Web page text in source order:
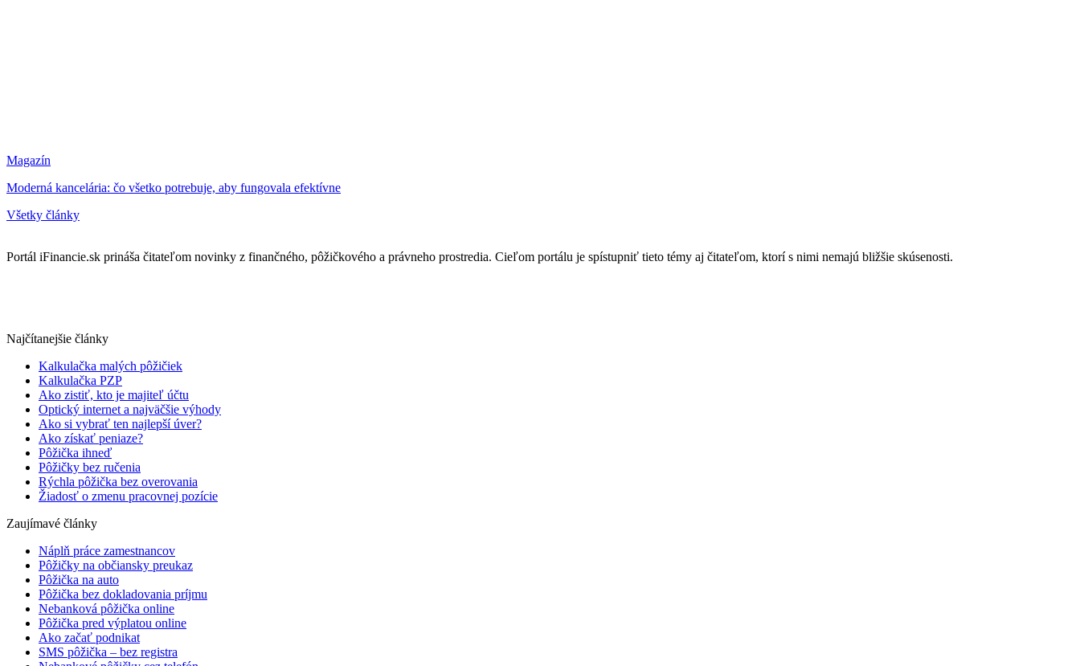
Magazín
Moderná kancelária: čo všetko potrebuje, aby fungovala efektívne
Všetky články
Portál iFinancie.sk prináša čitateľom novinky z finančného, pôžičkového a právneho prostredia. Cieľom portálu je spístupniť tieto témy aj čitateľom, ktorí s nimi nemajú bližšie skúsenosti.
Najčítanejšie články
Kalkulačka malých pôžičiek
Kalkulačka PZP
Ako zistiť, kto je majiteľ účtu
Optický internet a najväčšie výhody
Ako si vybrať ten najlepší úver?
Ako získať peniaze?
Pôžička ihneď
Pôžičky bez ručenia
Rýchla pôžička bez overovania
Žiadosť o zmenu pracovnej pozície
Zaujímavé články
Náplň práce zamestnancov
Pôžičky na občiansky preukaz
Pôžička na auto
Pôžička bez dokladovania príjmu
Nebanková pôžička online
Pôžička pred výplatou online
Ako začať podnikat
SMS pôžička – bez registra